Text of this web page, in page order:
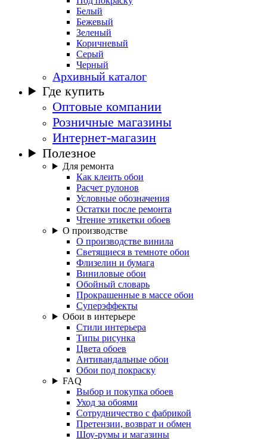
Белый
Бежевый
Зеленый
Коричневый
Серый
Черный
Архивный каталог
Где купить
Оптовые компании
Розничные магазины
Интернет-магазин
Полезное
Для ремонта
Как клеить обои
Расчет рулонов
Условные обозначения
Остатки после ремонта
Чтение этикетки обоев
О производстве
О производстве винила
Светящиеся в темноте обои
Флизелин и бумага
Виниловые обои
Обойный словарь
Прокрашенные в массе обои
Суперэффекты
Обои в интерьере
Стили интерьера
Типы рисунка
Цвета обоев
Антивандальные обои
Обои под покраску
FAQ
Выбор и покупка обоев
Уход за обоями
Сотрудничество с фабрикой
Претензии, возврат и обмен
Шоу-румы и магазины